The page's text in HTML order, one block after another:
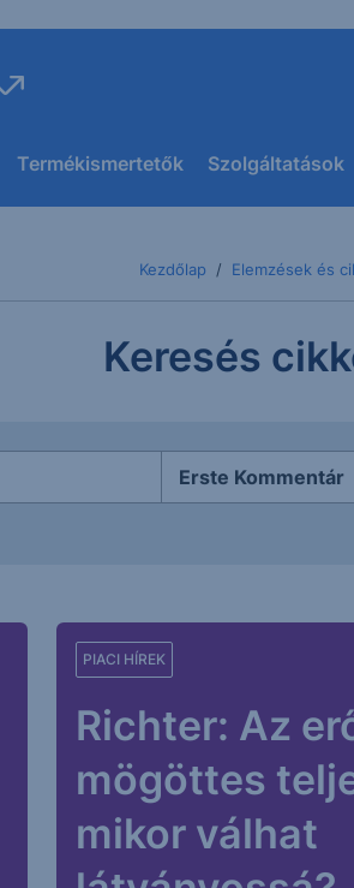
Termékismertetők Szolgáltatások
Kezdőlap Elemzések és
Keresés
Richter: Az
mögöttes
mikor válhat
PIACI HÍREK